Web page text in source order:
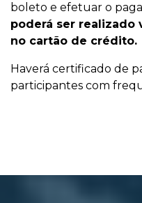
boleto e efetuar o
poderá ser realizado
no cartão de crédito.
Haverá certificado de
participantes com